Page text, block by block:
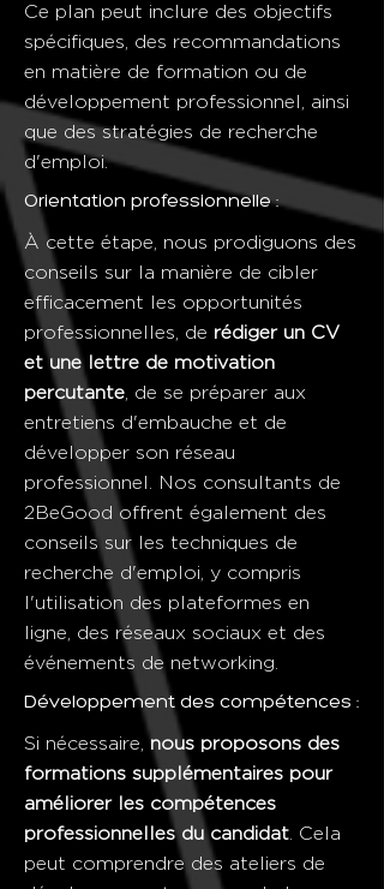
Ce plan peut inclure des objectifs
spécifiques, des recommandations
en matière de formation ou de
développement professionnel, ainsi
que des stratégies de recherche
d'emploi.
Orientation professionnelle :
À cette étape, nous prodiguons des
conseils sur la manière de cibler
efficacement les opportunités
professionnelles, de rédiger un CV
et une lettre de motivation
percutante , de se préparer aux
entretiens d'embauche et de
développer son réseau
professionnel. Nos consultants de
2BeGood offrent également des
conseils sur les techniques de
recherche d'emploi, y compris
l'utilisation des plateformes en
ligne, des réseaux sociaux et des
événements de networking.
Développement des compétences :
Si nécessaire, nous proposons des
formations supplémentaires pour
améliorer les compétences
professionnelles du candidat . Cela
peut comprendre des ateliers de